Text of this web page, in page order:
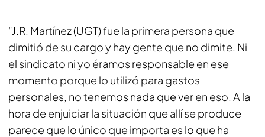
"J.R. Martínez (UGT) fue la primera persona que
dimitió de su cargo y hay gente que no dimite. Ni
el sindicato ni yo éramos responsable en ese
momento porque lo utilizó para gastos
personales, no tenemos nada que ver en eso. A la
hora de enjuiciar la situación que allí se produce
parece que lo único que importa es lo que ha